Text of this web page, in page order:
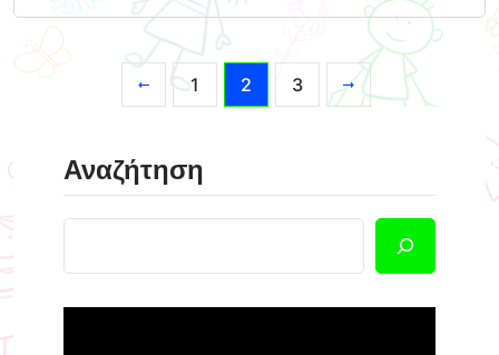
1 2 3
Αναζήτηση